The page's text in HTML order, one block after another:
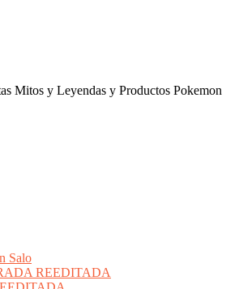
Mitos y Leyendas y Productos Pokemon
Salo
REEDITADA